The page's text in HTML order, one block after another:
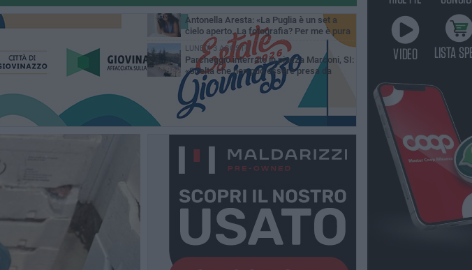
LUNEDÌ 3 AGOSTO
Antonella Aresta: «La Puglia è un set a
cielo aperto. La fotografia? Per me è pura
poesia»
LUNEDÌ 3 AGOSTO
Parcheggio interrato in piazza Marconi, SI:
«Scelta che non può essere presa da